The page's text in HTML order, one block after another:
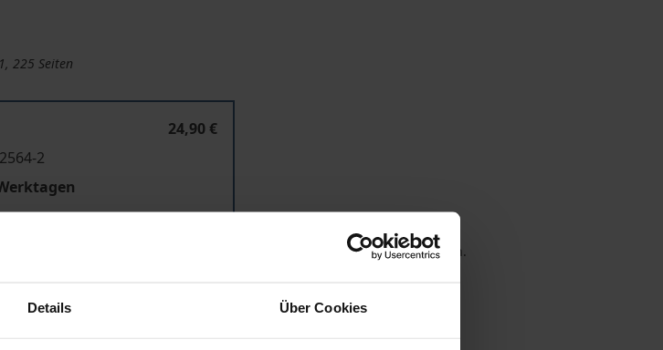
Details Über Cookies
225 Seiten
24,90 €
2
Abhängig von der Lieferadresse kann die MwSt. an der Kasse variieren.
Zur Wunschliste hinzufügen